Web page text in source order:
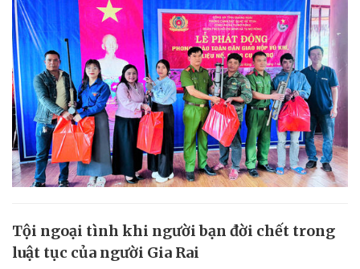
Tội ngoại tình khi người bạn đời chết trong
luật tục của người Gia Rai